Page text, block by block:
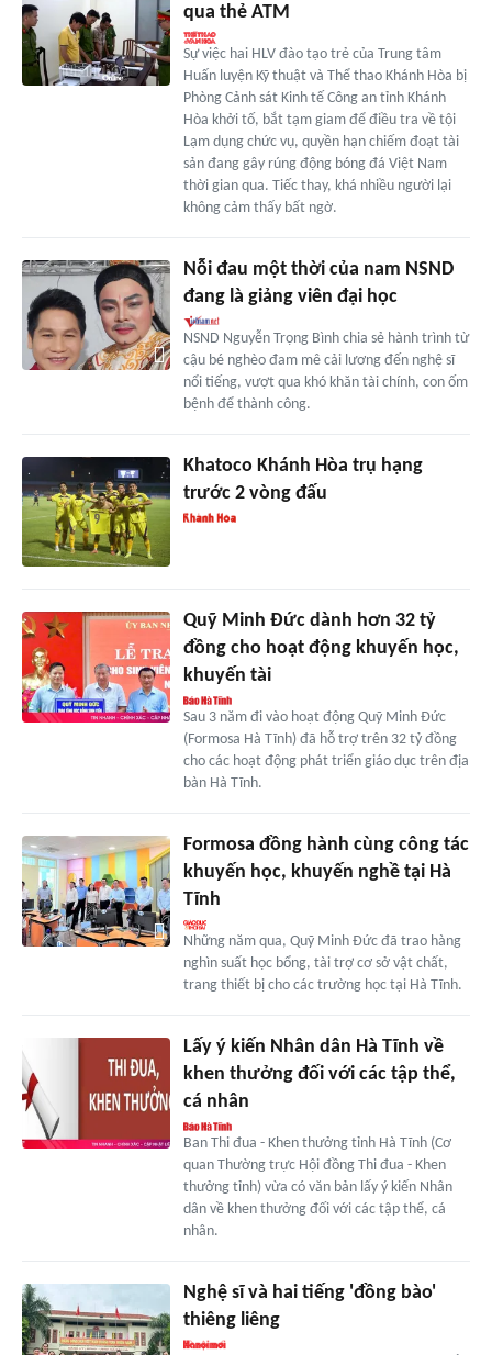
qua thẻ ATM
Sự việc hai HLV đào tạo trẻ của Trung tâm
Huấn luyện Kỹ thuật và Thể thao Khánh Hòa bị
Phòng Cảnh sát Kinh tế Công an tỉnh Khánh
Hòa khởi tố, bắt tạm giam để điều tra về tội
Lạm dụng chức vụ, quyền hạn chiếm đoạt tài
sản đang gây rúng động bóng đá Việt Nam
thời gian qua. Tiếc thay, khá nhiều người lại
không cảm thấy bất ngờ.
Nỗi đau một thời của nam NSND
đang là giảng viên đại học
NSND Nguyễn Trọng Bình chia sẻ hành trình từ
cậu bé nghèo đam mê cải lương đến nghệ sĩ
nổi tiếng, vượt qua khó khăn tài chính, con ốm
bệnh để thành công.
Khatoco Khánh Hòa trụ hạng
trước 2 vòng đấu
Quỹ Minh Đức dành hơn 32 tỷ
đồng cho hoạt động khuyến học,
khuyến tài
Sau 3 năm đi vào hoạt động Quỹ Minh Đức
(Formosa Hà Tĩnh) đã hỗ trợ trên 32 tỷ đồng
cho các hoạt động phát triển giáo dục trên địa
bàn Hà Tĩnh.
Formosa đồng hành cùng công tác
khuyến học, khuyến nghề tại Hà
Tĩnh
Những năm qua, Quỹ Minh Đức đã trao hàng
nghìn suất học bổng, tài trợ cơ sở vật chất,
trang thiết bị cho các trường học tại Hà Tĩnh.
Lấy ý kiến Nhân dân Hà Tĩnh về
khen thưởng đối với các tập thể,
cá nhân
Ban Thi đua - Khen thưởng tỉnh Hà Tĩnh (Cơ
quan Thường trực Hội đồng Thi đua - Khen
thưởng tỉnh) vừa có văn bản lấy ý kiến Nhân
dân về khen thưởng đối với các tập thể, cá
nhân.
Nghệ sĩ và hai tiếng 'đồng bào'
thiêng liêng